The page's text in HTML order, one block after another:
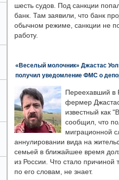
шесть судов. Под санкции
банк. Там заявили, что банк
обычном режиме, санкции не
работу.
«Веселый молочник» Джастас
получил уведомление ФМС о
Переехавший
фермер
известный как
сообщил, что
миграционной
аннулировании вида на
семьей в ближайшее время
из России. Что стало причиной
по его словам, не знает.